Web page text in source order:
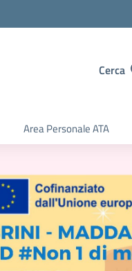
Cerca
Area Personale ATA